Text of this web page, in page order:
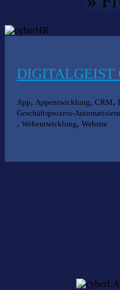
DIGITALGEIST
App, Appentwicklung, CRM,
Geschäftsprozess-
, Webentwicklung, Website